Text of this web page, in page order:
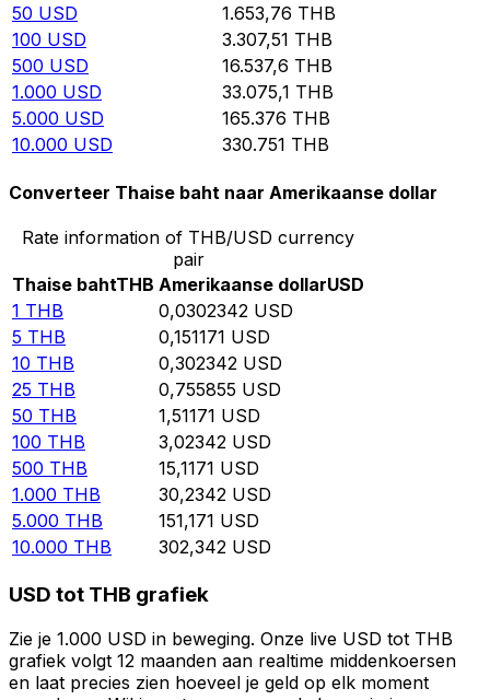
50 USD 1.653,76 THB
100 USD 3.307,51 THB
500 USD 16.537,6 THB
1.000 USD 33.075,1 THB
5.000 USD 165.376 THB
10.000 USD 330.751 THB
Converteer Thaise baht naar Amerikaanse dollar
Rate information of THB/USD currency
pair
Thaise bahtTHB Amerikaanse dollarUSD
1 THB 0,0302342 USD
5 THB 0,151171 USD
10 THB 0,302342 USD
25 THB 0,755855 USD
50 THB 1,51171 USD
100 THB 3,02342 USD
500 THB 15,1171 USD
1.000 THB 30,2342 USD
5.000 THB 151,171 USD
10.000 THB 302,342 USD
USD tot THB grafiek
Zie je 1.000 USD in beweging. Onze live USD tot THB
grafiek volgt 12 maanden aan realtime middenkoersen
en laat precies zien hoeveel je geld op elk moment